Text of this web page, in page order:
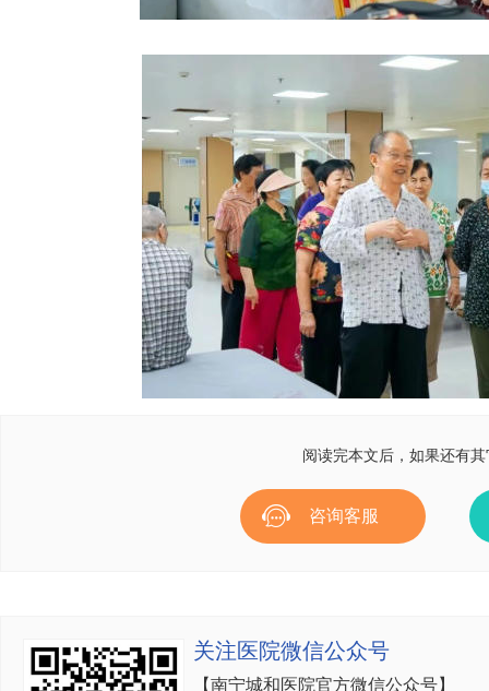
阅读完本文后，如果还有
咨询客服
关注医院微信公众号
【南宁城和医院官方微信公众号】